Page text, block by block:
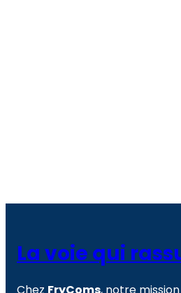
La voie qui